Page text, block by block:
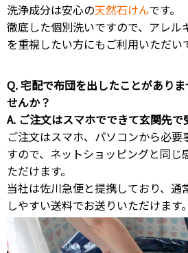
洗浄成分は安心の天然石けんです。
徹底した個別洗いですので、アレル
を重視したい方にもご利用いただい
Q. 宅配で布団を出したことがあり
せんか？
A. ご注文はスマホでできて玄関先で
ご注文はスマホ、パソコンから必要
すので、ネットショッピングと同じ
ただけます。
当社は佐川急便と提携しており、通
しやすい送料でお送りいただけます。